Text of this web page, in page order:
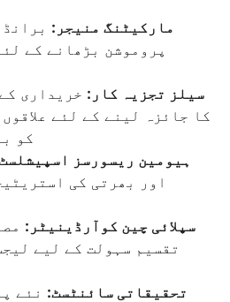
مارکیٹنگ منیجر:
پروموشن بڑھانے کے
سیلز تجزیہ کار: خریداری
کا جائزہ لینے کے لئے
کو
ہیومین ریسورسز
اور بھرتی کی
سپلائی چین کوآرڈینیٹر:
تقسیم سہولت کے لیے
تحقیقاتی سائنٹسٹ: نئے